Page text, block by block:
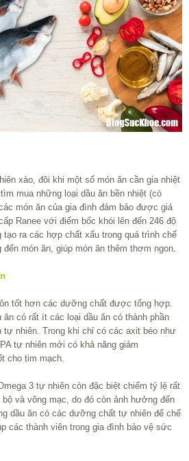
xào, đôi khi một số món ăn cần gia nhiệt
mua những loại dầu ăn bền nhiệt (có
món ăn của gia đình đảm bảo được giá
Ranee với điểm bốc khói lên đến 246 độ
tạo ra các hợp chất xấu trong quá trình chế
món ăn, giúp món ăn thêm thơm ngon.
tốt hơn các dưỡng chất được tổng hợp.
ăn có rất ít các loại dầu ăn có thành phần
nhiên. Trong khi chỉ có các axit béo như
tự nhiên mới có khả năng giảm
cho tim mạch.
3 tự nhiên còn đặc biệt chiếm tỷ lệ rất
và võng mạc, do đó còn ảnh hưởng đến
dầu ăn có các dưỡng chất tự nhiên để chế
các thành viên trong gia đình bảo vệ sức